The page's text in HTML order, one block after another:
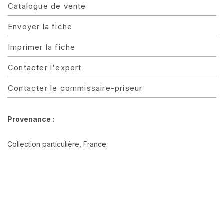
Catalogue de vente
Envoyer la fiche
Imprimer la fiche
Contacter l'expert
Contacter le commissaire-priseur
Provenance :
Collection particulière, France.